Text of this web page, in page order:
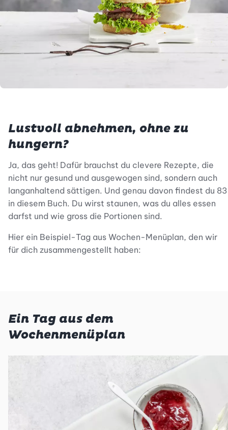
Lustvoll abnehmen, ohne zu
hungern?
Ja, das geht! Dafür brauchst du clevere Rezepte, die
nicht nur gesund und ausgewogen sind, sondern auch
langanhaltend sättigen. Und genau davon findest du 83
in diesem Buch. Du wirst staunen, was du alles essen
darfst und wie gross die Portionen sind.
Hier ein Beispiel-Tag aus Wochen-Menüplan, den wir
für dich zusammengestellt haben:
Ein Tag aus dem
Wochenmenüplan
Zmorge